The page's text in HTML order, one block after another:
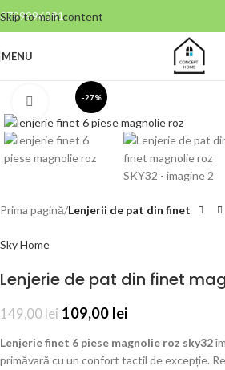
Skip to main content
0799996381
MENU
-27%
Click to enlarge
Prima pagină Lenjerii de pat din finet
Sky Home
Lenjerie de pat din finet
149,00lei 109,00 lei
Lenjerie finet 6 piese magnolie roz sky32
primăvară cu un confort tactil de excepție.